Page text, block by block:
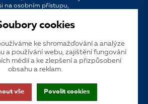
na osobním přístupu,
SK
Dotační publicita
VOS
cookies
ke shromažďování a analýze
a používání webu, zajištění fungování
médií a ke zlepšení a přizpůsobení
obsahu a reklam.
vše Povolit cookies